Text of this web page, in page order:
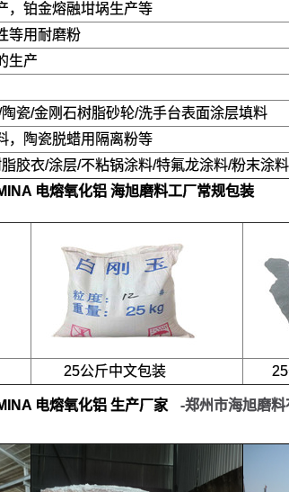
，铂金熔融坩埚生产等
等用耐磨粉
生产
瓷/金刚石树脂砂轮/洗手台表面涂层填料
，陶瓷脱蜡用隔离粉等
胶衣/涂层/不粘锅涂料/特氟龙涂料/粉末涂
电熔氧化铝 海旭磨料工厂常规包装
25公斤中文包装 25
电熔氧化铝 生产厂家 -郑州市海旭磨料